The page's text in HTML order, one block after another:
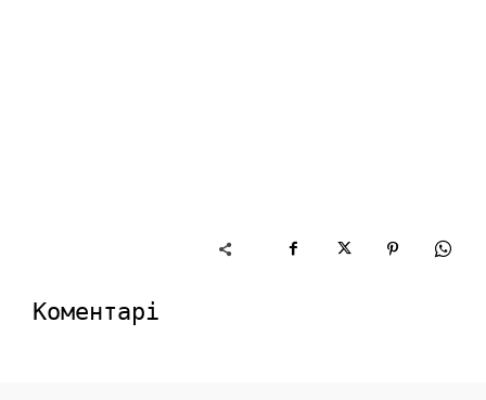
Коментарі